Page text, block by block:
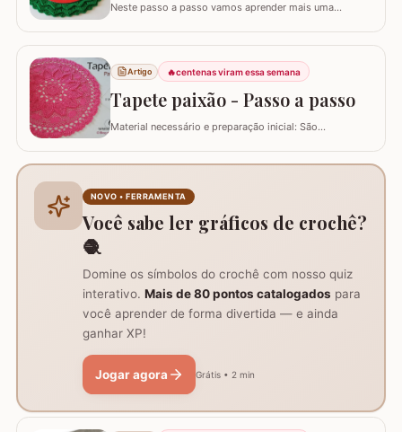
Neste passo a passo vamos aprender mais uma
acabamento remete imediatamente ao formato de
natal :)…
Artigo 🔥centenas viram essa semana
Tapete paixão - Passo a passo
Material necessário e preparação inicial: São
do trabalho e formação do centro do tapete: Comece
com um anel mágico ou uma argola de 10…
NOVO • FERRAMENTA
Você sabe ler gráficos de crochê?
🧶
Domine os símbolos do crochê com nosso quiz
interativo. Mais de 80 pontos catalogados para
você aprender de forma divertida — e ainda
ganhar XP!
Jogar agora Grátis • 2 min